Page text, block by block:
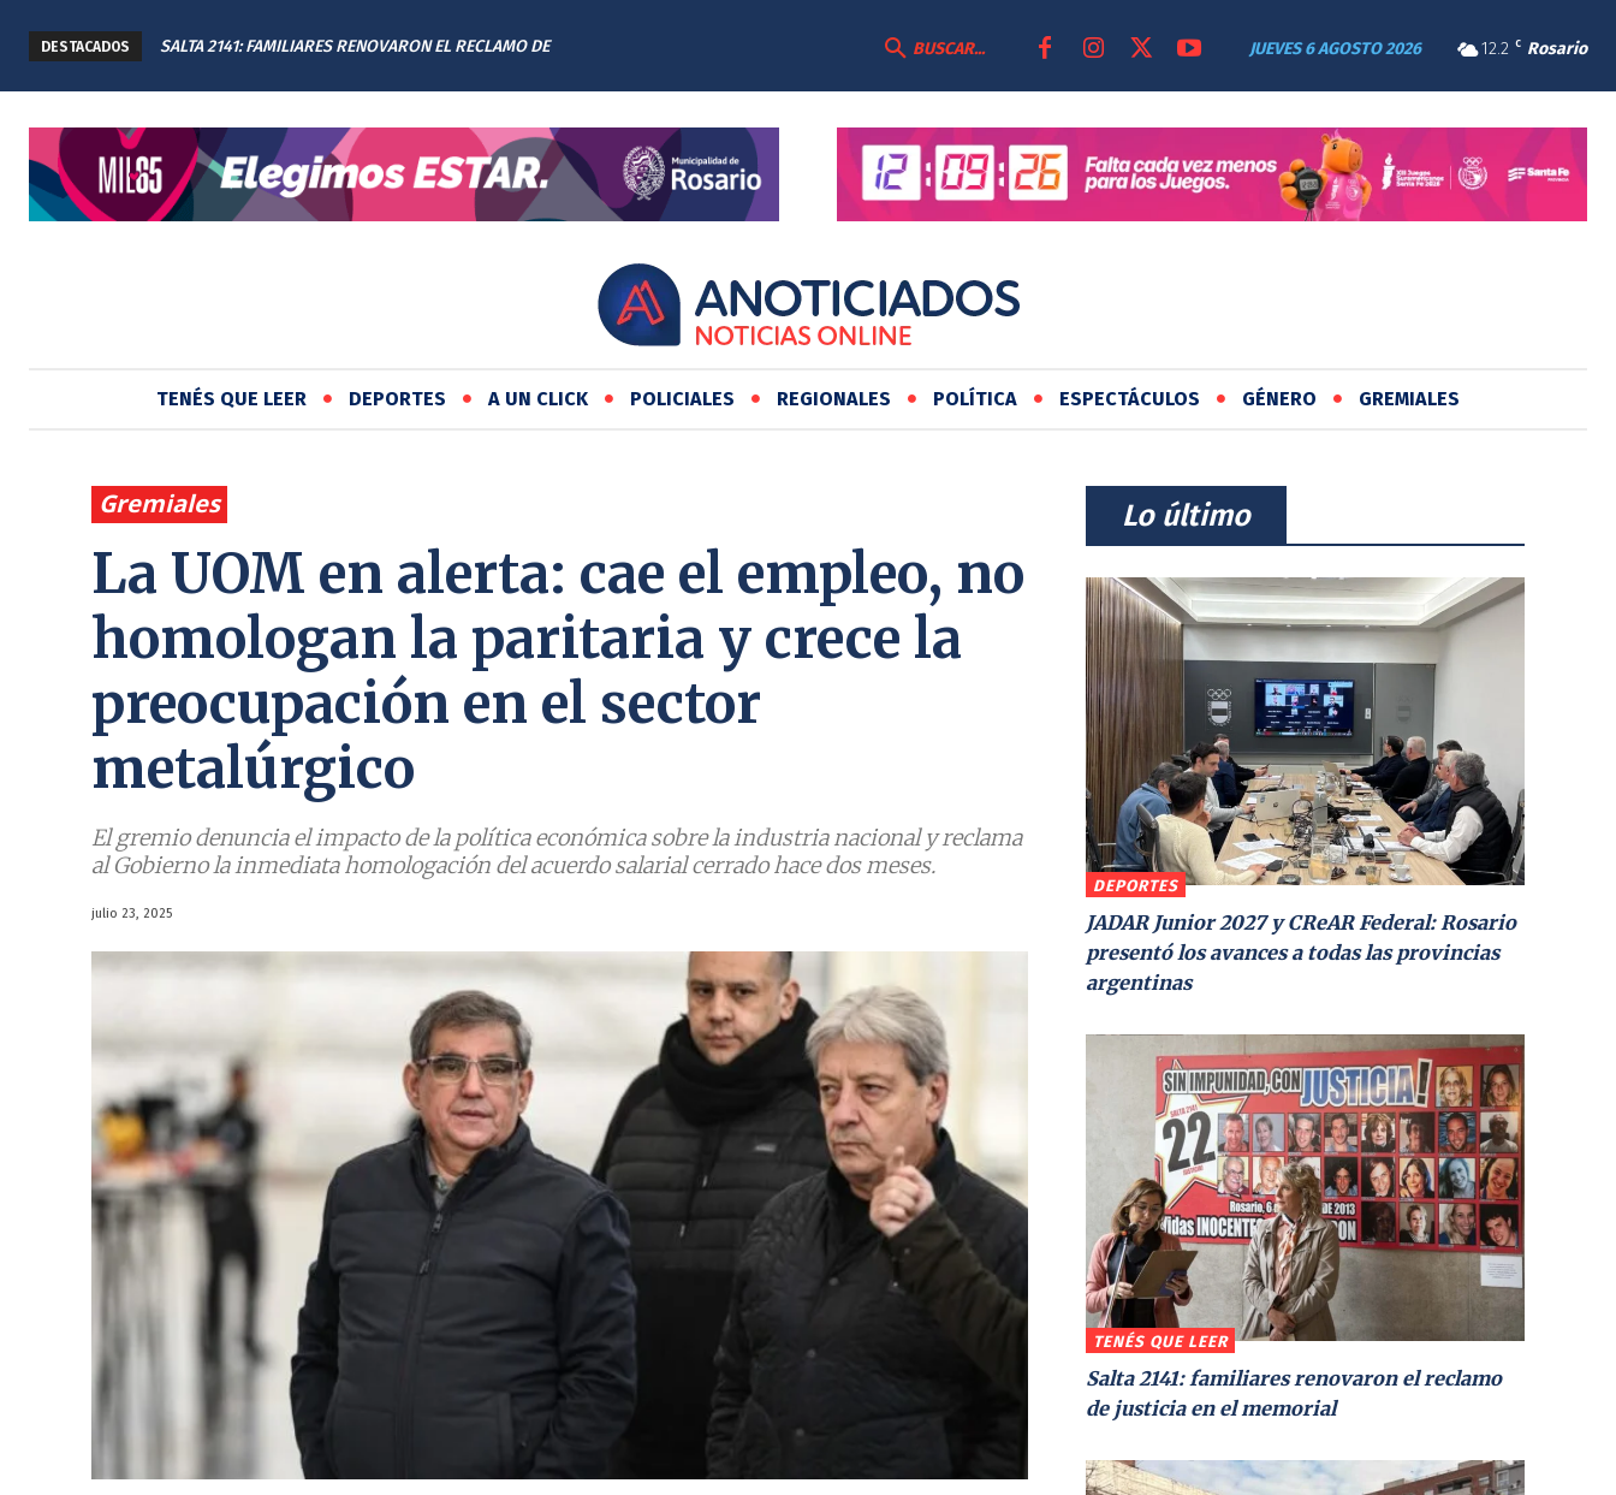
DESTACADOS
SALTA 2141: FAMILIARES RENOVARON EL RECLAMO DE
12.2 C Rosario
JUEVES 6 AGOSTO 2026
BUSCAR...
TENÉS QUE LEER DEPORTES A UN CLICK POLICIALES REGIONALES POLÍTICA ESPECTÁCULOS GÉNERO GREMIALES
Gremiales
La UOM en alerta: cae el empleo, no
homologan la paritaria y crece la
preocupación en el sector
metalúrgico
El gremio denuncia el impacto de la política económica sobre la industria nacional y reclama
al Gobierno la inmediata homologación del acuerdo salarial cerrado hace dos meses.
julio 23, 2025
⠀Lo último⠀
DEPORTES
JADAR Junior 2027 y CReAR Federal: Rosario
presentó los avances a todas las provincias
argentinas
TENÉS QUE LEER
Salta 2141: familiares renovaron el reclamo
de justicia en el memorial